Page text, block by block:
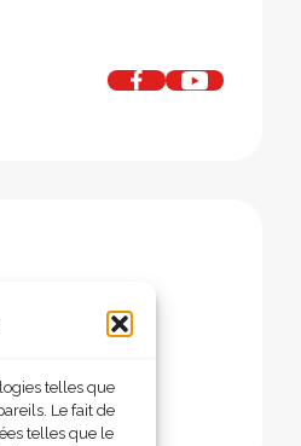
telles que
Le fait de
telles que le